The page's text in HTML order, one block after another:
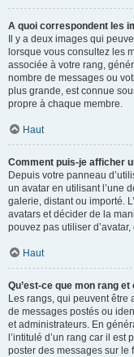
A quoi correspondent les
Il y a deux images qui
lorsque vous consultez les
associée à votre rang,
nombre de messages ou
plus grande, est connue
propre à chaque membre.
Haut
Comment puis-je afficher
Depuis votre panneau
un avatar en utilisant l’une
galerie, distant ou importé.
avatars et décider de la
pouvez pas utiliser
Haut
Qu’est-ce que mon rang
Les rangs, qui peuvent être
de messages postés ou
et administrateurs. En
l’intitulé d’un rang car il est
poster des messages sur le